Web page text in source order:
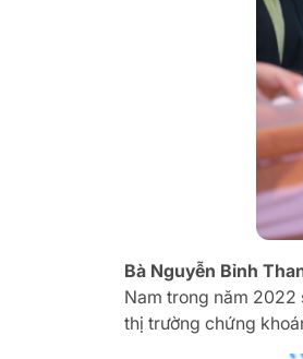
Bà Nguyễn Bỉnh
Nam trong năm 2022
thị trường chứng